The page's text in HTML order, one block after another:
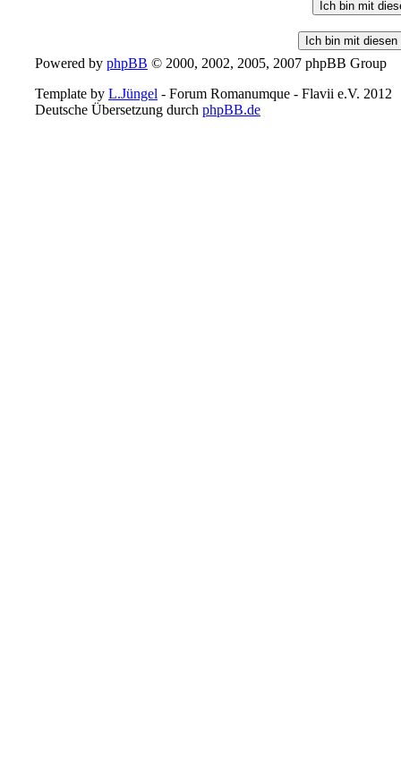
Powered by phpBB © 2000, 2002, 2005, 2007 phpBB Group
Template by L.Jüngel - Forum Romanumque - Flavii e.V. 2012
Deutsche Übersetzung durch phpBB.de